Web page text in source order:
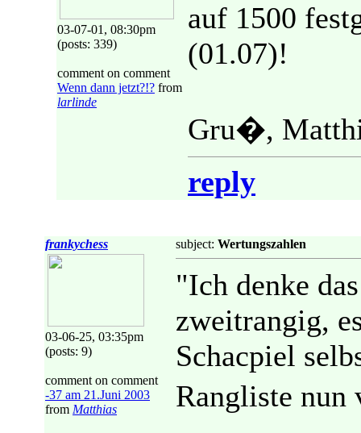
03-07-01, 08:30pm
(posts: 339)
comment on comment
Wenn dann jetzt?!? from
larlinde
auf 1500
(01.07)!
Gru�,
reply
frankychess
03-06-25, 03:35pm
(posts: 9)
comment on comment
-37 am 21.Juni 2003
from Matthias
subject: Wertungszahlen
"Ich denke
zweitrangig,
Schacpiel
Rangliste